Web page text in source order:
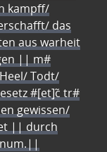
kampff/
das
aus warheit
|| m#
Todt/
#[et]c̃ tr#
gewissen/
|| durch